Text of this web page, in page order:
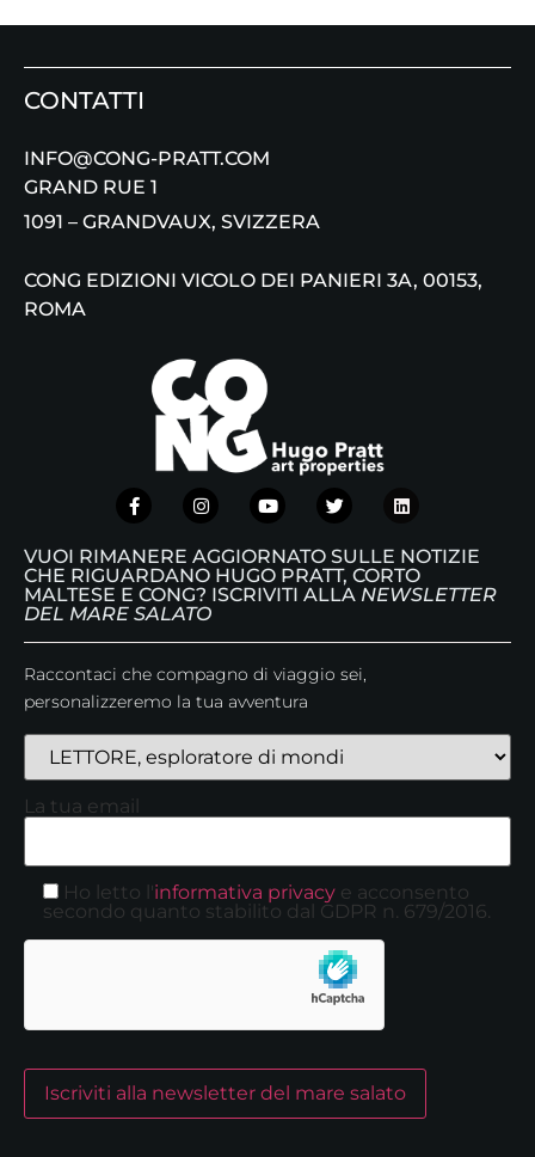
CONTATTI
INFO@CONG-PRATT.COM
GRAND RUE 1
1091 – GRANDVAUX, SVIZZERA
CONG EDIZIONI VICOLO DEI PANIERI 3A, 00153,
ROMA
VUOI RIMANERE AGGIORNATO SULLE NOTIZIE
CHE RIGUARDANO HUGO PRATT, CORTO
MALTESE E CONG? ISCRIVITI ALLA NEWSLETTER
DEL MARE SALATO
Raccontaci che compagno di viaggio sei,
personalizzeremo la tua avventura
La tua email
Ho letto l'informativa privacy e acconsento
secondo quanto stabilito dal GDPR n. 679/2016.